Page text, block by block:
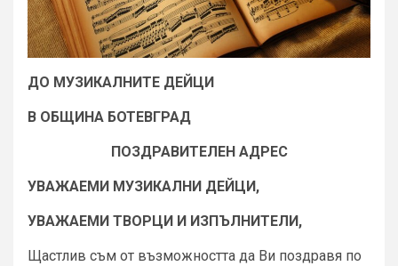
ДО МУЗИКАЛНИТЕ ДЕЙЦИ
В ОБЩИНА БОТЕВГРАД
ПОЗДРАВИТЕЛЕН АДРЕС
УВАЖАЕМИ МУЗИКАЛНИ ДЕЙЦИ,
УВАЖАЕМИ ТВОРЦИ И ИЗПЪЛНИТЕЛИ,
Щастлив съм от възможността да Ви поздравя по